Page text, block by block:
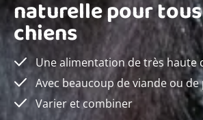
naturelle pour
chiens
Une alimentation de très haute
Avec beaucoup de viande ou
Varier et combiner